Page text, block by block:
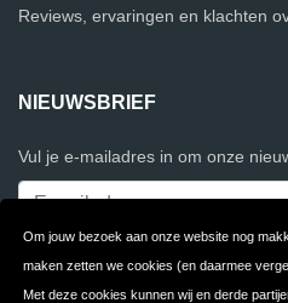
Om jouw bezoek aan onze website nog
maken zetten we cookies (en daarmee
Met deze cookies kunnen wij en derde
Reviews, ervaringen en klachten
NIEUWSBRIEF
Vul je e-mailadres in om onze
Contact